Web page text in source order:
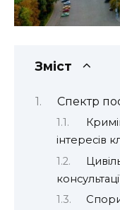
Зміст
Спектр
інтересів